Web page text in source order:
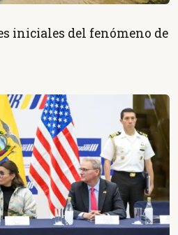
iniciales del fenómeno de